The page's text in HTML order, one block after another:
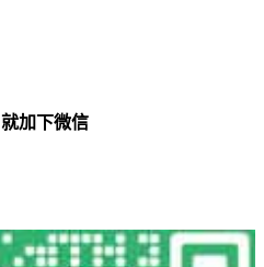
加下微信